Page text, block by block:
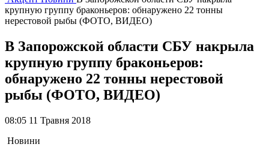
крупную группу браконьеров: обнаружено 22 тонны
нерестовой рыбы (ФОТО, ВИДЕО)
В Запорожской области СБУ накрыла
крупную группу браконьеров:
обнаружено 22 тонны нерестовой
рыбы (ФОТО, ВИДЕО)
08:05 11 Травня 2018
Новини